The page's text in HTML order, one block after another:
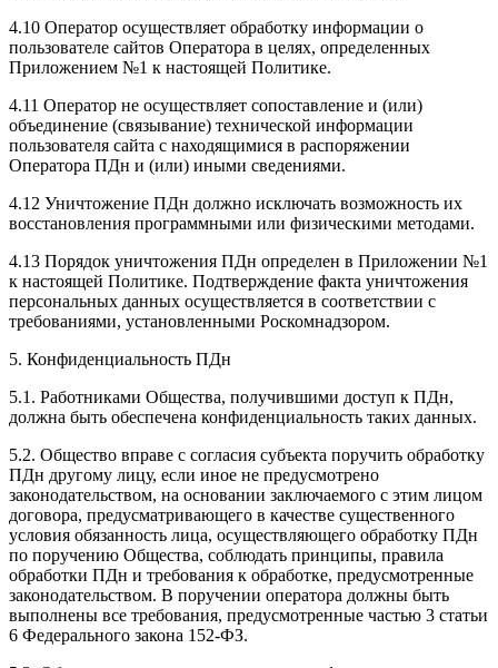
4.10 Оператор осуществляет обработку информации о
пользователе сайтов Оператора в целях, определенных
Приложением №1 к настоящей Политике.
4.11 Оператор не осуществляет сопоставление и (или)
объединение (связывание) технической информации
пользователя сайта с находящимися в распоряжении
Оператора ПДн и (или) иными сведениями.
4.12 Уничтожение ПДн должно исключать возможность их
восстановления программными или физическими методами.
4.13 Порядок уничтожения ПДн определен в Приложении №1
к настоящей Политике. Подтверждение факта уничтожения
персональных данных осуществляется в соответствии с
требованиями, установленными Роскомнадзором.
5. Конфиденциальность ПДн
5.1. Работниками Общества, получившими доступ к ПДн,
должна быть обеспечена конфиденциальность таких данных.
5.2. Общество вправе с согласия субъекта поручить обработку
ПДн другому лицу, если иное не предусмотрено
законодательством, на основании заключаемого с этим лицом
договора, предусматривающего в качестве существенного
условия обязанность лица, осуществляющего обработку ПДн
по поручению Общества, соблюдать принципы, правила
обработки ПДн и требования к обработке, предусмотренные
законодательством. В поручении оператора должны быть
выполнены все требования, предусмотренные частью 3 статьи
6 Федерального закона 152-ФЗ.